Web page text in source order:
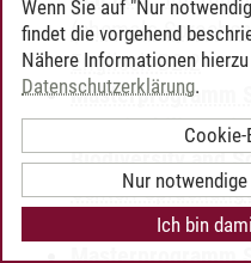
(ehemals
Englisch B2.2
Masterprogramm
Sustainability
Biodiversity and
Center:
Masterprogramm
Wenn Sie auf "Nur
findet die vorgehend
Nähere Informationen
Datenschutzerklärung.
Nur
Ich bin